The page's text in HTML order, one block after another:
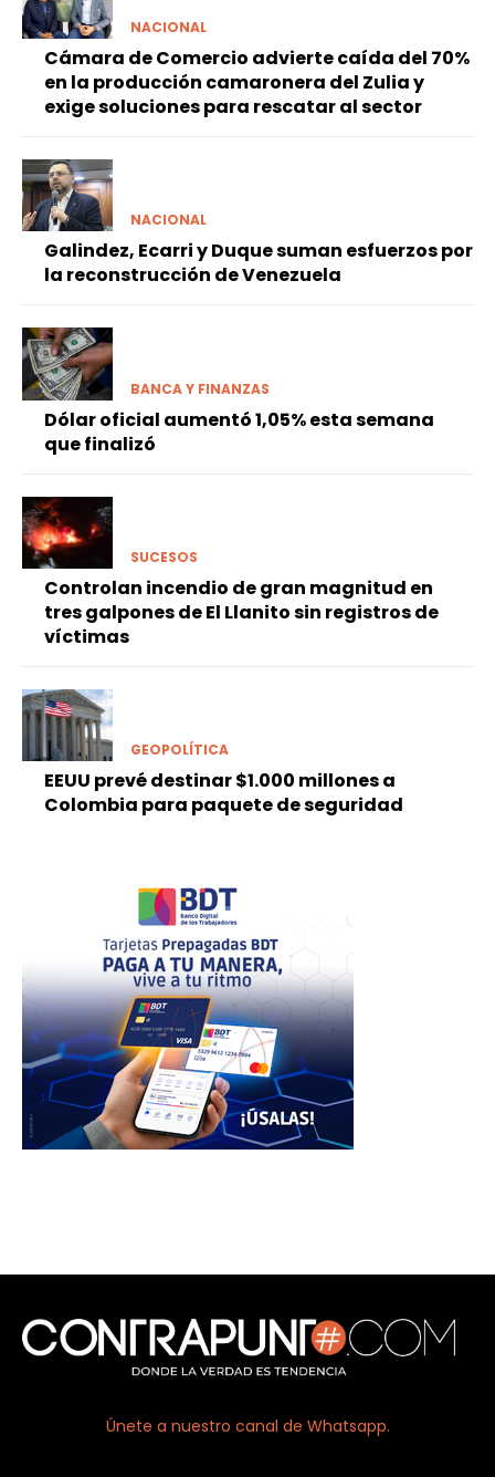
NACIONAL
Cámara de Comercio advierte caída del 70%
en la producción camaronera del Zulia y
exige soluciones para rescatar al sector
NACIONAL
Galindez, Ecarri y Duque suman esfuerzos por
la reconstrucción de Venezuela
BANCA Y FINANZAS
Dólar oficial aumentó 1,05% esta semana
que finalizó
SUCESOS
Controlan incendio de gran magnitud en
tres galpones de El Llanito sin registros de
víctimas
GEOPOLÍTICA
EEUU prevé destinar $1.000 millones a
Colombia para paquete de seguridad
Únete a nuestro canal de Whatsapp.